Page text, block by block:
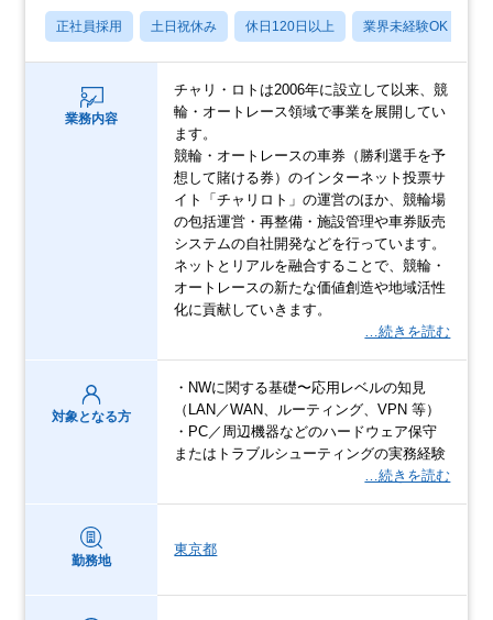
正社員採用 土日祝休み 休日120日以上 業界未経験OK
業務内容
チャリ・ロトは2006年に設立して以来、競
輪・オートレース領域で事業を展開してい
ます。
競輪・オートレースの車券（勝利選手を予
想して賭ける券）のインターネット投票サ
イト「チャリロト」の運営のほか、競輪場
の包括運営・再整備・施設管理や車券販売
システムの自社開発などを行っています。
ネットとリアルを融合することで、競輪・
オートレースの新たな価値創造や地域活性
化に貢献していきます。
…続きを読む
対象となる方
・NWに関する基礎〜応用レベルの知見
（LAN／WAN、ルーティング、VPN 等）
・PC／周辺機器などのハードウェア保守
またはトラブルシューティングの実務経験
…続きを読む
勤務地
東京都